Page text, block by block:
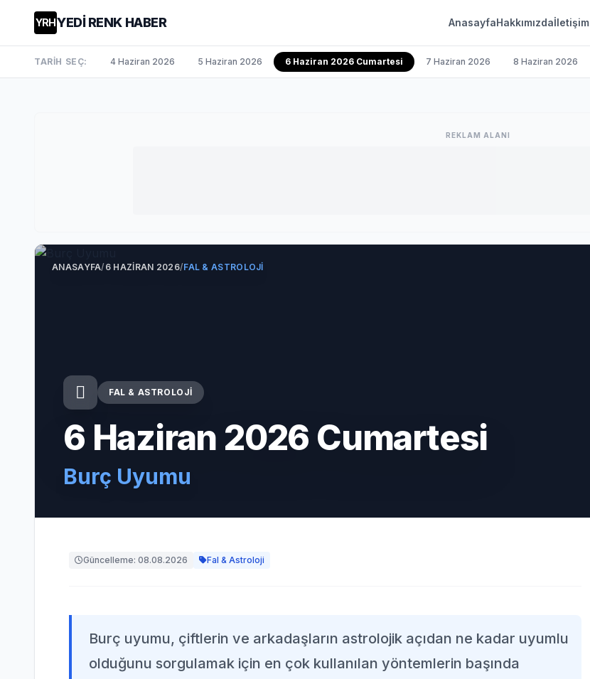
YRHYEDİ RENK HABER AnasayfaHakkımızdaİletişim
TARİH SEÇ: 4 Haziran 2026 5 Haziran 2026 6 Haziran 2026 Cumartesi 7 Haziran 2026 8 Haziran 2026
REKLAM ALANI
ANASAYFA/6 HAZIRAN 2026/FAL & ASTROLOJI
FAL & ASTROLOJI
6 Haziran 2026 Cumartesi
Burç Uyumu
Güncelleme: 08.08.2026 Fal & Astroloji
Burç uyumu, çiftlerin ve arkadaşların astrolojik açıdan ne kadar uyumlu
olduğunu sorgulamak için en çok kullanılan yöntemlerin başında